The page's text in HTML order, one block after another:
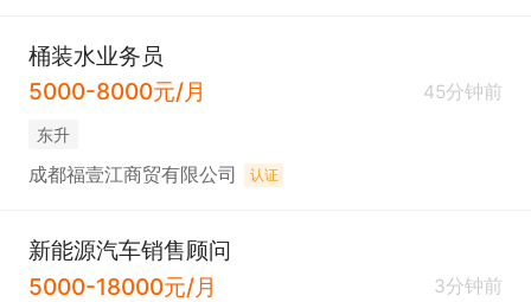
桶装水业务员
5000-8000元/月
45分钟前
东升
成都福壹江商贸有限公司 认证
新能源汽车销售顾问
5000-18000元/月
3分钟前